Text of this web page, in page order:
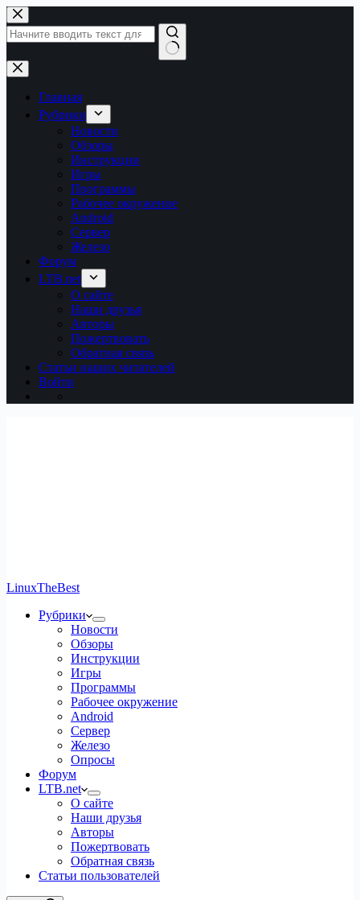
Перейти
к
сути
Ничего
не
найденоГлавная
Рубрики
Новости
Обзоры
Инструкции
Игры
Программы
Рабочее окружение
Android
Сервер
Железо
Форум
LTB.net
О сайте
Наши друзья
Авторы
Пожертвовать
Обратная связь
Статьи наших читателей
Войти
LinuxTheBest
Рубрики
Новости
Обзоры
Инструкции
Игры
Программы
Рабочее окружение
Android
Сервер
Железо
Опросы
Форум
LTB.net
О сайте
Наши друзья
Авторы
Пожертвовать
Обратная связь
Статьи пользователей